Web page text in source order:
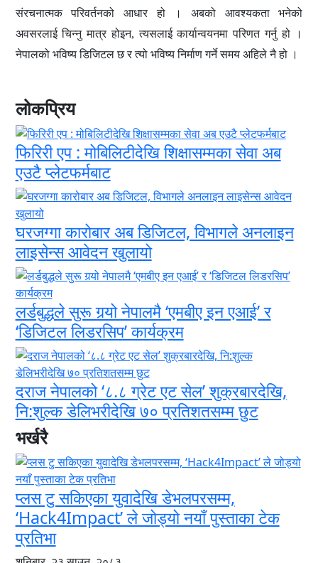
संरचनात्मक परिवर्तनको आधार हो । अबको आवश्यकता भनेको
अवसरलाई चिन्नु मात्र होइन, त्यसलाई कार्यान्वयनमा परिणत गर्नु हो ।
नेपालको भविष्य डिजिटल छ र त्यो भविष्य निर्माण गर्ने समय अहिले नै हो ।
लोकप्रिय
फिरिरी एप : मोबिलिटीदेखि शिक्षासम्मका सेवा अब
एउटै प्लेटफर्मबाट
घरजग्गा कारोबार अब डिजिटल, विभागले अनलाइन
लाइसेन्स आवेदन खुलायो
लर्डबुद्धले सुरू गर्‍यो नेपालमै ‘एमबीए इन एआई’ र
‘डिजिटल लिडरसिप’ कार्यक्रम
दराज नेपालको ‘८.८ ग्रेट एट सेल’ शुक्रबारदेखि,
नि:शुल्क डेलिभरीदेखि ७० प्रतिशतसम्म छुट
भर्खरै
प्लस टु सकिएका युवादेखि डेभलपरसम्म,
‘Hack4Impact’ ले जोड्यो नयाँ पुस्ताका टेक
प्रतिभा